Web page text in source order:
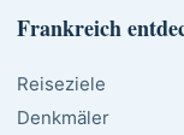
Frankreich
Reiseziele
Denkmäler